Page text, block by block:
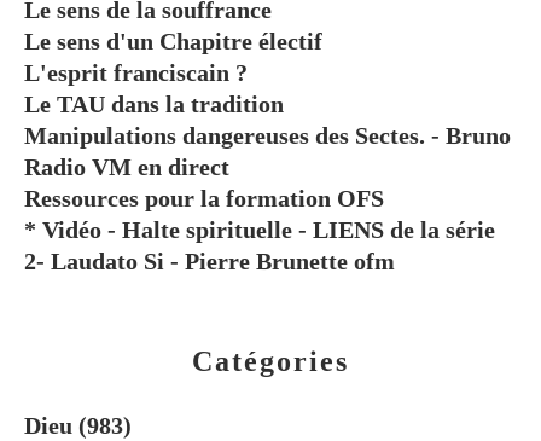
Catégories
Dieu (983)
Le sens de la souffrance
Le sens d'un Chapitre électif
L'esprit franciscain ?
Le TAU dans la tradition
Manipulations dangereuses des Sectes. - Bruno
Radio VM en direct
Ressources pour la formation OFS
* Vidéo - Halte spirituelle - LIENS de la série
2- Laudato Si - Pierre Brunette ofm